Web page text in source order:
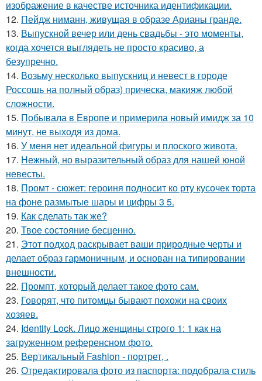
изображение в качестве источника идентификации.
12. Пейдж ниманн, живущая в образе Арианы гранде.
13. Выпускной вечер или день свадьбы - это моменты,
когда хочется выглядеть не просто красиво, а
безупречно.
14. Возьму несколько выпускниц и невест в городе
Россошь на полный образ) прическа, макияж любой
сложности.
15. Побывала в Европе и примерила новый имидж за 10
минут, не выходя из дома.
16. У меня нет идеальной фигуры и плоского живота.
17. Нежный, но выразительный образ для нашей юной
невесты.
18. Промт - сюжет: героиня подносит ко рту кусочек торта
на фоне размытые шары и цифры 3 5.
19. Как сделать так же?
20. Твое состояние бесценно.
21. Этот подход раскрывает ваши природные черты и
делает образ гармоничным, и основан на типировании
внешности.
22. Промпт, который делает такое фото сам.
23. Говорят, что питомцы бывают похожи на своих
хозяев.
24. Identity Lock. Лицо женщины строго 1: 1 как на
загруженном референсном фото.
25. Вертикальный Fashion - портрет, .
26. Отредактировала фото из паспорта: подобрала стиль